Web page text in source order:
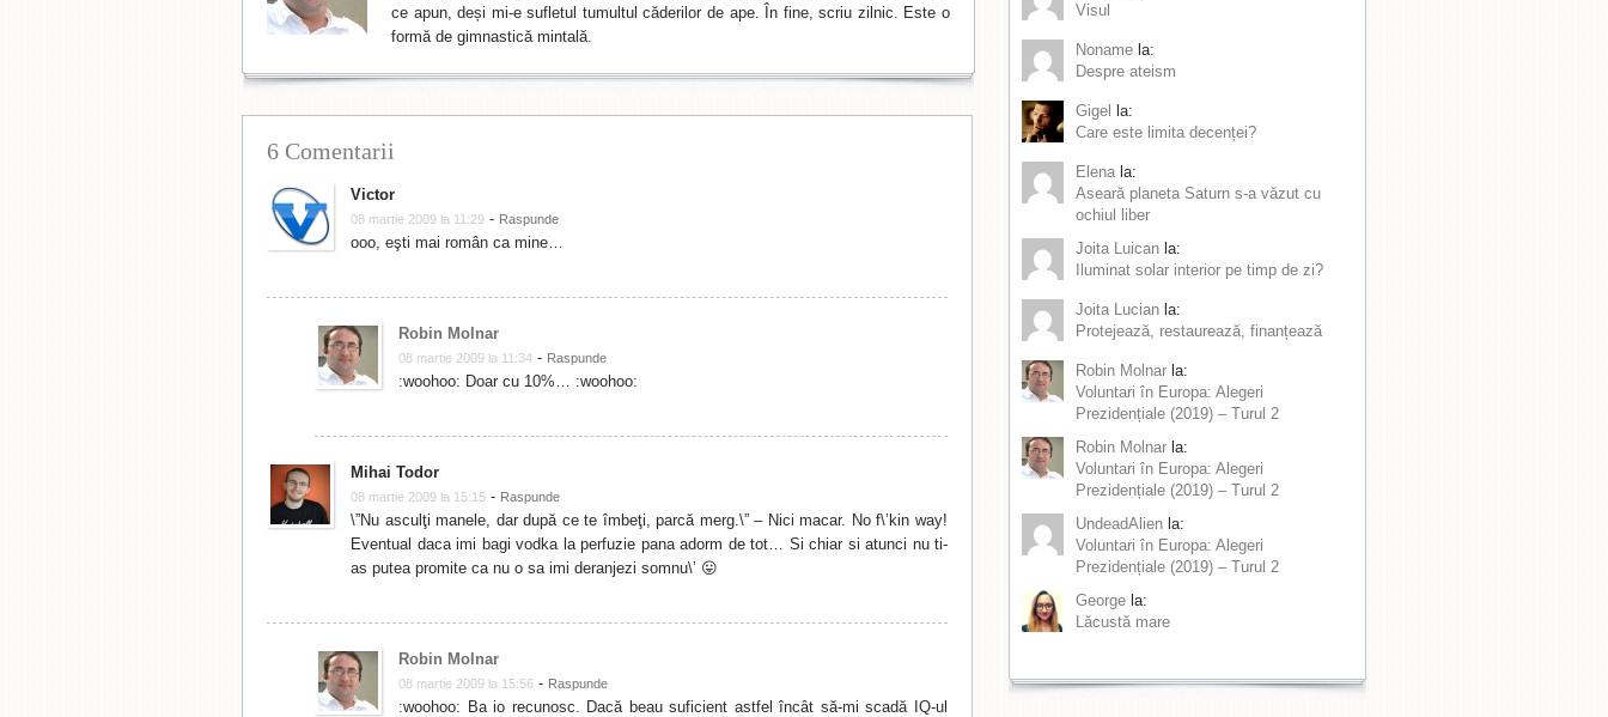
ce apun, deși mi-e sufletul tumultul căderilor de ape. În fine, scriu zilnic. Este o
formă de gimnastică mintală.
6 Comentarii
Victor
08 martie 2009 la 11:29 - Raspunde
ooo, eşti mai român ca mine…
Robin Molnar
08 martie 2009 la 11:34 - Raspunde
:woohoo: Doar cu 10%… :woohoo:
Mihai Todor
08 martie 2009 la 15:15 - Raspunde
\”Nu asculţi manele, dar după ce te îmbeţi, parcă merg.\” – Nici macar. No f\’kin way!
Eventual daca imi bagi vodka la perfuzie pana adorm de tot… Si chiar si atunci nu ti-
as putea promite ca nu o sa imi deranjezi somnu\’ 😛
Robin Molnar
08 martie 2009 la 15:56 - Raspunde
:woohoo: Ba io recunosc. Dacă beau suficient astfel încât să-mi scadă IQ-ul
Visul
Noname la:
Despre ateism
Gigel
la:
Care este limita decenței?
Elena la:
Aseară planeta Saturn s-a văzut cu
ochiul liber
Joita Luican la:
Iluminat solar interior pe timp de zi?
Joita Lucian la:
Protejează, restaurează, finanțează
Robin Molnar la:
Voluntari în Europa: Alegeri
Prezidențiale (2019) – Turul 2
Robin Molnar la:
Voluntari în Europa: Alegeri
Prezidențiale (2019) – Turul 2
UndeadAlien la:
Voluntari în Europa: Alegeri
Prezidențiale (2019) – Turul 2
George la:
Lăcustă mare